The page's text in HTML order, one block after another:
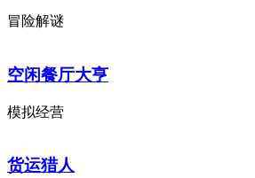
冒险解谜
空闲餐厅大亨
模拟经营
货运猎人